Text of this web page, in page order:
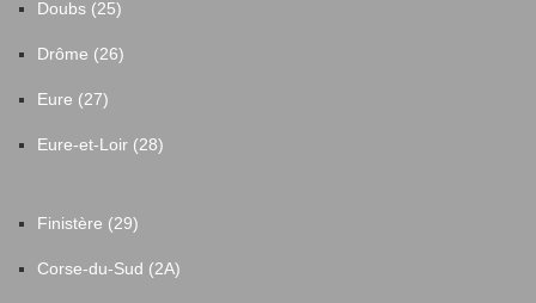
Doubs (25)
Drôme (26)
Eure (27)
Eure-et-Loir (28)
Finistère (29)
Corse-du-Sud (2A)